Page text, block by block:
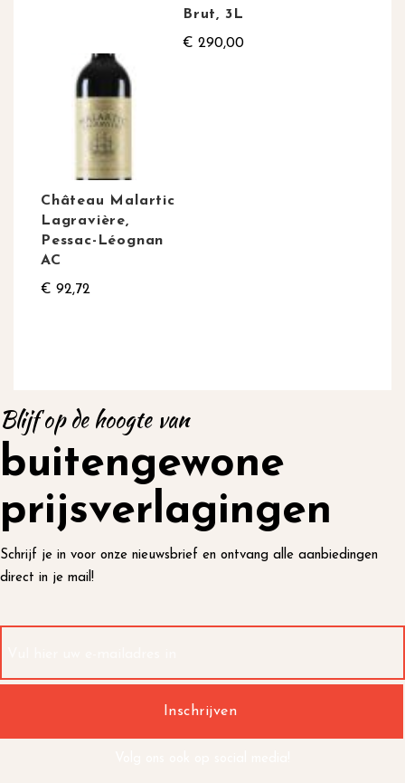
Brut, 3L
€ 290,00
Château Malartic
Lagravière,
Pessac-Léognan
AC
€ 92,72
Blijf op de hoogte van
buitengewone
prijsverlagingen
Schrijf je in voor onze nieuwsbrief en ontvang alle aanbiedingen
direct in je mail!